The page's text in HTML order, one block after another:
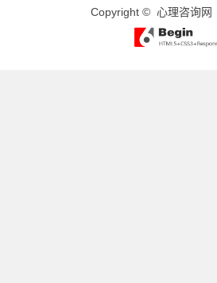
Copyright © 心理咨询网